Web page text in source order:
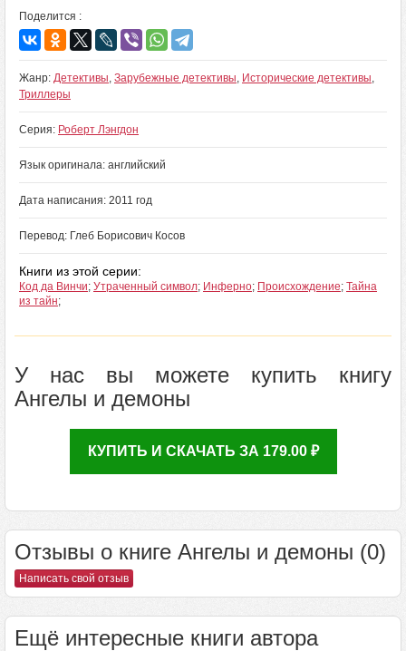
Поделится :
Жанр: Детективы, Зарубежные детективы, Исторические детективы,
Триллеры
Серия: Роберт Лэнгдон
Язык оригинала: английский
Дата написания: 2011 год
Перевод: Глеб Борисович Косов
Книги из этой серии:
Код да Винчи; Утраченный символ; Инферно; Происхождение; Тайна
из тайн;
У нас вы можете купить книгу
Ангелы и демоны
КУПИТЬ И СКАЧАТЬ ЗА 179.00 ₽
Отзывы о книге Ангелы и демоны (0)
Написать свой отзыв
Ещё интересные книги автора